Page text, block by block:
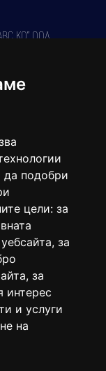
да подобри
цели: за
, за
, за
интерес
и услуги
на
КО" ООД,